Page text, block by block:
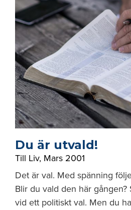
Du är utvald!
Till Liv, Mars 2001
Det är val. Med spänning
Blir du vald den här gången?
vid ett politiskt val. Men du